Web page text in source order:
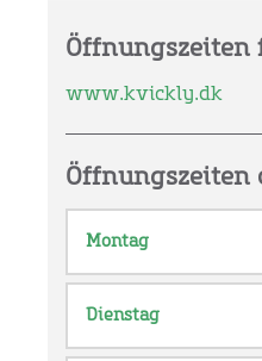
Öffnungszeiten
www.kvickly.dk
Öffnungszeiten
Montag
Dienstag